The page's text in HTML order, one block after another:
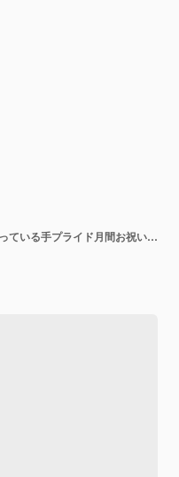
トランスジェンダーフラッグを持っている手プライド月間お祝いの概念ベクトルイラスト